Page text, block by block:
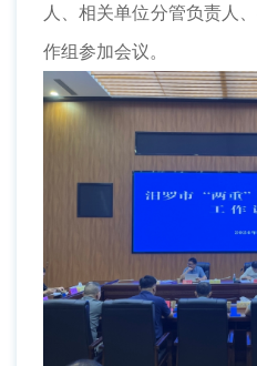
人、相关单位分管负责人
作组参加会议。